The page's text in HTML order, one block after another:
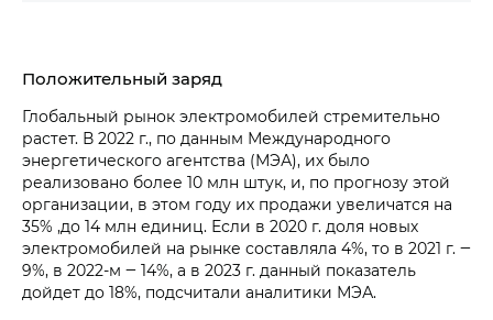
Положительный заряд
Глобальный рынок электромобилей стремительно
растет. В 2022 г., по данным Международного
энергетического агентства (МЭА), их было
реализовано более 10 млн штук, и, по прогнозу этой
организации, в этом году их продажи увеличатся на
35% ,до 14 млн единиц. Если в 2020 г. доля новых
электромобилей на рынке составляла 4%, то в 2021 г. ‒
9%, в 2022-м ‒ 14%, а в 2023 г. данный показатель
дойдет до 18%, подсчитали аналитики МЭА.